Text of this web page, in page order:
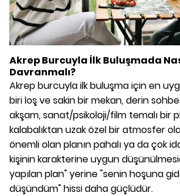
Akrep Burcuyla İlk Buluşmada
Davranmalı?
Akrep burcuyla ilk buluşma için en
biri loş ve sakin bir mekan, derin
akşam, sanat/psikoloji/film temalı bir
kalabalıktan uzak özel bir atmosfer
önemli olan planın pahalı ya da çok
kişinin karakterine uygun
yapılan plan" yerine "senin hoşuna
düşündüm" hissi daha güçlüdür.